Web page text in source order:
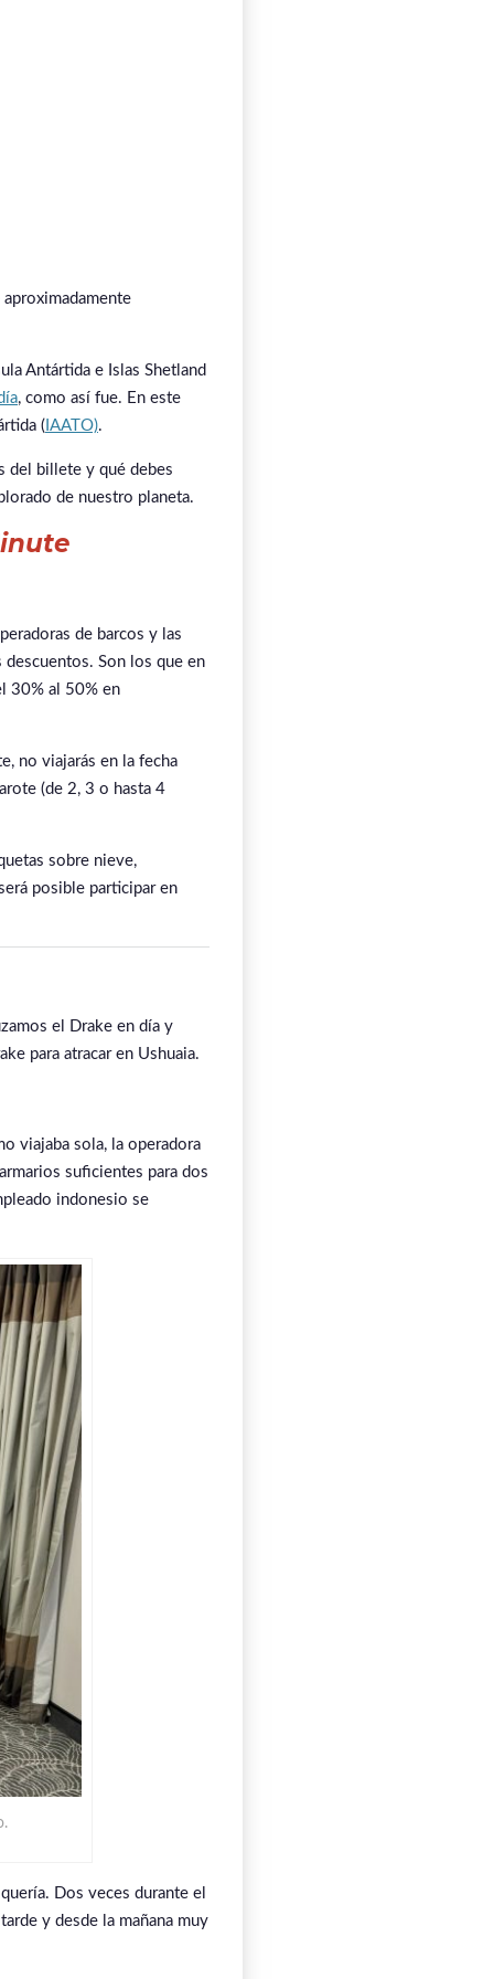
Antártida e Islas Shetland
, como así fue. En este
( IAATO).
del billete y qué debes
de nuestro planeta.
de barcos y las
descuentos. Son los que en
30% al 50% en
no viajarás en la fecha
(de 2, 3 o hasta 4
sobre nieve,
posible participar en
el Drake en día y
para atracar en Ushuaia.
viajaba sola, la operadora
suficientes para dos
indonesio se
Dos veces durante el
y desde la mañana muy